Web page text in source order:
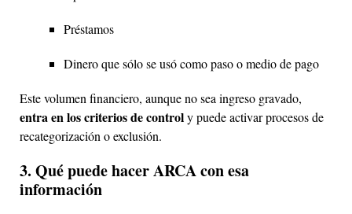
Préstamos
Dinero que sólo se usó como paso o medio de pago
Este volumen financiero, aunque no sea ingreso gravado,
entra en los criterios de controly puede activar procesos de
recategorización o exclusión.
3. Qué puede hacer ARCA con esa
información